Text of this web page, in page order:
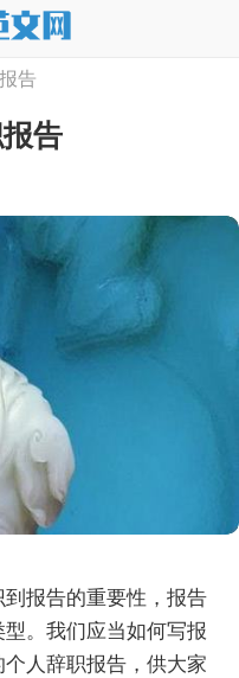
告
告
报告的重要性，报告
。我们应当如何写报
人辞职报告，供大家